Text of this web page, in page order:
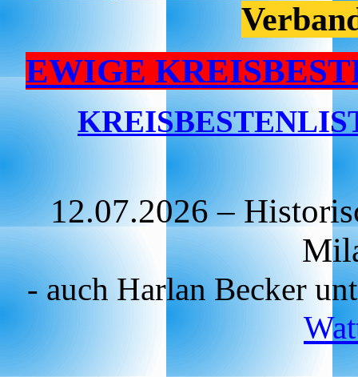
EWIGE
12.07.2026 –
- auch Harlan Becker